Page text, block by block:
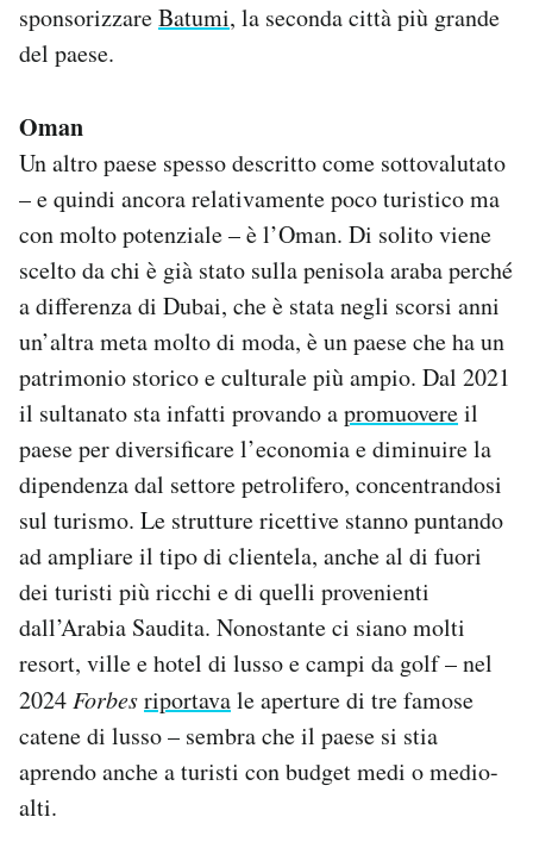
sponsorizzareBatumi, la seconda città più grande
del paese.
Oman
Un altro paese spesso descritto come sottovalutato
– e quindi ancora relativamente poco turistico ma
con molto potenziale – è l’Oman. Di solito viene
scelto da chi è già stato sulla penisola araba perché
a differenza di Dubai, che è stata negli scorsi anni
un’altra meta molto di moda, è un paese che ha un
patrimonio storico e culturale più ampio. Dal 2021
il sultanato sta infatti provando apromuovereil
paese per diversificare l’economia e diminuire la
dipendenza dal settore petrolifero, concentrandosi
sul turismo. Le strutture ricettive stanno puntando
ad ampliare il tipo di clientela, anche al di fuori
dei turisti più ricchi e di quelli provenienti
dall’Arabia Saudita. Nonostante ci siano molti
resort, ville e hotel di lusso e campi da golf – nel
2024Forbesriportavale aperture di tre famose
catene di lusso – sembra che il paese si stia
aprendo anche a turisti con budget medi o medio-
alti.